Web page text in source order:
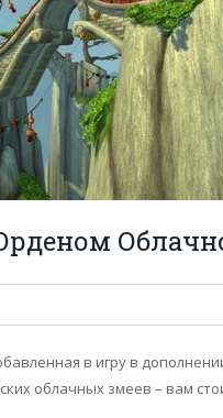
в игру в
облачных змеев – вам